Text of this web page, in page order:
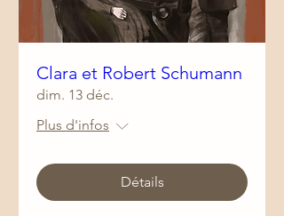
Clara et Robert Schumann
dim. 13 déc.
Plus d'infos
Détails